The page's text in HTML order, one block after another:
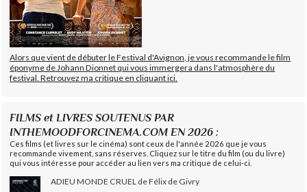
Alors que vient de débuter le Festival d'Avignon, je vous recommande le film
éponyme de Johann Dionnet qui vous immergera dans l'atmosphère du
festival. Retrouvez ma critique en cliquant ici.
FILMS et LIVRES SOUTENUS PAR
INTHEMOODFORCINEMA.COM EN 2026 :
Ces films (et livres sur le cinéma) sont ceux de l'année 2026 que je vous
recommande vivement, sans réserves. Cliquez sur le titre du film (ou du livre)
qui vous intéresse pour accéder au lien vers ma critique de celui-ci.
ADIEU MONDE CRUEL de Félix de Givry